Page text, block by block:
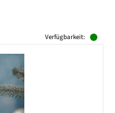
Verfügbarkeit: